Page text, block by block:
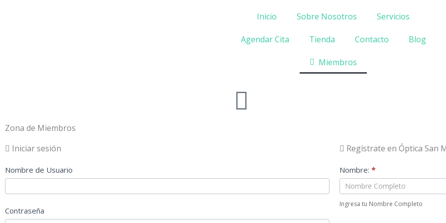
Inicio Sobre Nosotros Servicios
Agendar Cita Tienda Contacto Blog
Miembros
Zona de Miembros
Iniciar sesión
Nombre de Usuario
Contraseña
Regístrate en Óptica San
Formulario
de
Registro
Nombre: *
Ingresa tu Nombre Completo